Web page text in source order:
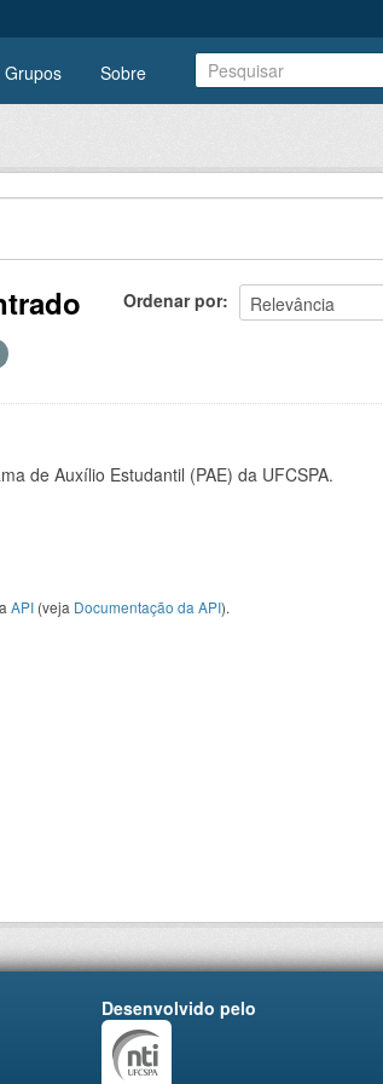
Grupos Sobre
Ordenar por
de Auxílio Estudantil (PAE) da UFCSPA.
API (veja Documentação da API).
Desenvolvido pelo